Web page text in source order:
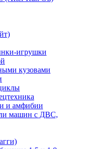
игрушки
кузовами
и амфибии
машин с ДВС,